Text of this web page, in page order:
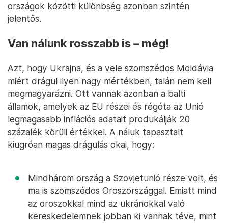
országok közötti különbség azonban szintén
jelentős.
Van nálunk rosszabb is – még!
Azt, hogy Ukrajna, és a vele szomszédos Moldávia
miért drágul ilyen nagy mértékben, talán nem kell
megmagyarázni. Ott vannak azonban a balti
államok, amelyek az EU részei és régóta az Unió
legmagasabb inflációs adatait produkálják 20
százalék körüli értékkel. A náluk tapasztalt
kiugróan magas drágulás okai, hogy:
Mindhárom ország a Szovjetunió része volt, és
ma is szomszédos Oroszországgal. Emiatt mind
az oroszokkal mind az ukránokkal való
kereskedelemnek jobban ki vannak téve, mint